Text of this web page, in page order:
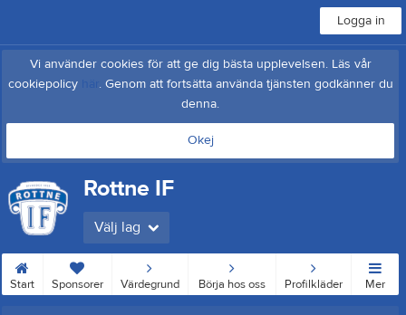
Logga in
Vi använder cookies för att ge dig bästa upplevelsen. Läs vår
cookiepolicy
. Genom att fortsätta använda tjänsten godkänner du
denna.
Okej
Rottne IF
Välj lag
Start Sponsorer Värdegrund Börja hos oss Profilkläder Mer